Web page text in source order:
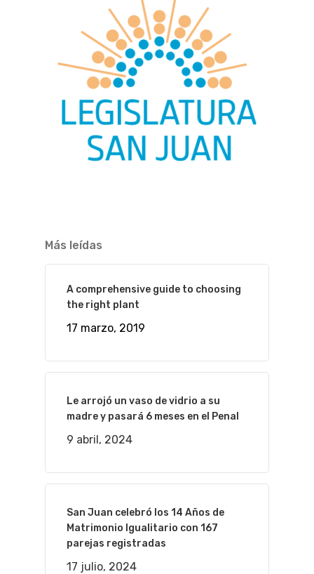
Más leídas
A comprehensive guide to choosing
the right plant
17 marzo, 2019
Le arrojó un vaso de vidrio a su
madre y pasará 6 meses en el Penal
9 abril, 2024
San Juan celebró los 14 Años de
Matrimonio Igualitario con 167
parejas registradas
17 julio, 2024